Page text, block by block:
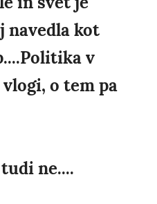
navedla kot
v
o tem pa
ne....